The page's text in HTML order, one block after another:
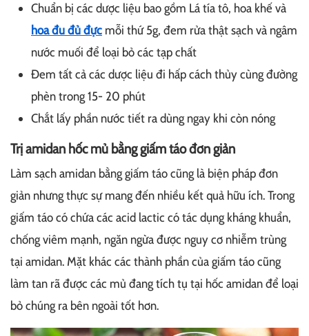
Chuẩn bị các dược liệu bao gồm Lá tía tô, hoa khế và
hoa đu đủ đực mỗi thứ 5g, đem rửa thật sạch và ngâm
nước muối để loại bỏ các tạp chất
Đem tất cả các dược liệu đi hấp cách thủy cùng đường
phèn trong 15- 20 phút
Chắt lấy phần nước tiết ra dùng ngay khi còn nóng
Trị amidan hốc mủ bằng giấm táo đơn giản
Làm sạch amidan bằng giấm táo cũng là biện pháp đơn
giản nhưng thực sự mang đến nhiều kết quả hữu ích. Trong
giấm táo có chứa các acid lactic có tác dụng kháng khuẩn,
chống viêm mạnh, ngăn ngừa được nguy cơ nhiễm trùng
tại amidan. Mặt khác các thành phần của giấm táo cũng
làm tan rã được các mủ đang tích tụ tại hốc amidan để loại
bỏ chúng ra bên ngoài tốt hơn.